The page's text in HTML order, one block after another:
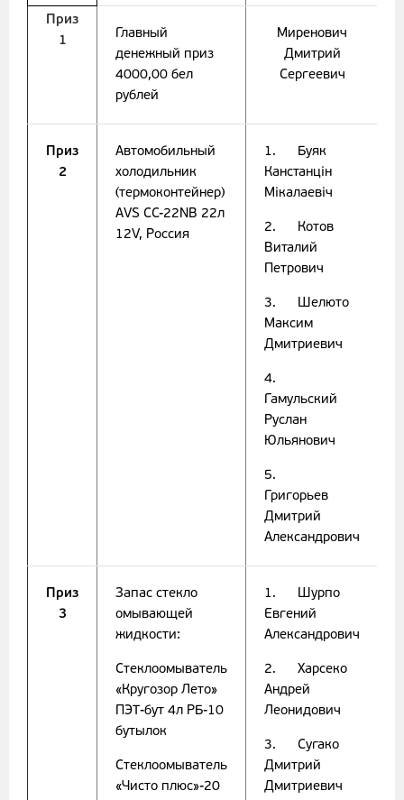
Приз
1
Главный
денежный приз
4000,00 бел
рублей
Миренович
Дмитрий
Сергеевич
Приз
2
Автомобильный
холодильник
(термоконтейнер)
AVS CC-22NB 22л
12V, Россия
1. Буяк
Канстанцiн
Мiкалаевiч
2. Котов
Виталий
Петрович
3. Шелюто
Максим
Дмитриевич
4.
Гамульский
Руслан
Юльянович
5.
Григорьев
Дмитрий
Александрович
Приз
3
Запас стекло
омывающей
жидкости:
Стеклоомыватель
«Кругозор Лето»
ПЭТ-бут 4л РБ-10
бутылок
Стеклоомыватель
«Чисто плюс»-20
1. Шурпо
Евгений
Александрович
2. Харсеко
Андрей
Леонидович
3. Сугако
Дмитрий
Дмитриевич